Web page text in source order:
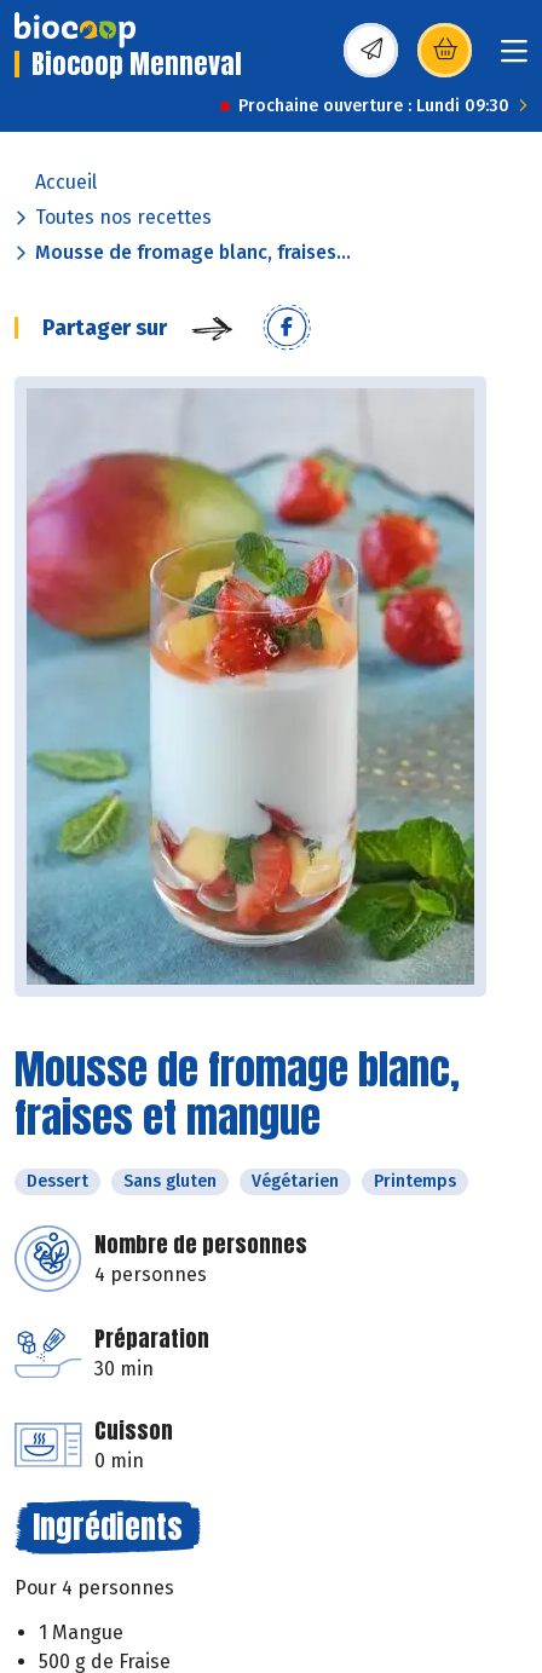
Biocoop Menneval (s’ouvre dans une
Prochaine ouverture : Lundi 09:30
Accueil
Toutes nos recettes
Mousse de fromage blanc, fraises...
Partager sur
Mousse de fromage blanc,
fraises et mangue
Dessert Sans gluten Végétarien Printemps
Nombre de personnes
4 personnes
Préparation
30 min
Cuisson
0 min
Ingrédients
Pour 4 personnes
1 Mangue
500 g de Fraise